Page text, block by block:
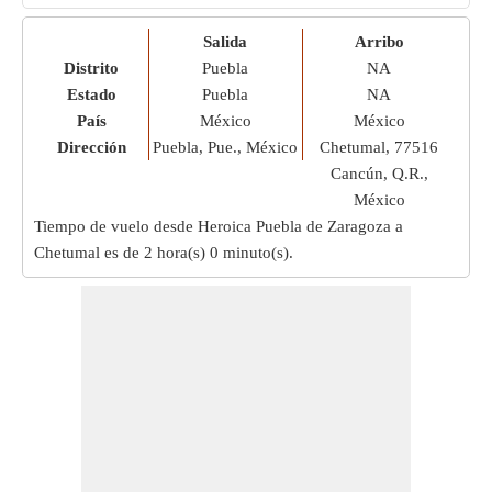
Distrito
Estado
País
Dirección
Salida
Puebla
Puebla
México
Puebla, Pue., México
Arribo
NA
NA
México
Chetumal, 77516
Cancún, Q.R.,
México
Tiempo de vuelo desde Heroica Puebla de Zaragoza a
Chetumal es de 2 hora(s) 0 minuto(s).